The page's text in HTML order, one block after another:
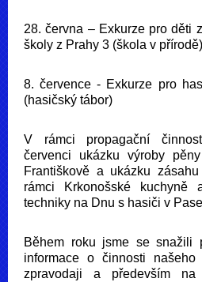
28. června – Exkurze pro děti
školy z Prahy 3 (škola v přírodě)
8. července - Exkurze pro
(hasičský tábor)
V rámci propagační
červenci ukázku výroby
Františkově a ukázku
rámci Krkonošské
techniky na Dnu s hasiči v
Během roku jsme se snažili
informace o činnosti
zpravodaji a především na